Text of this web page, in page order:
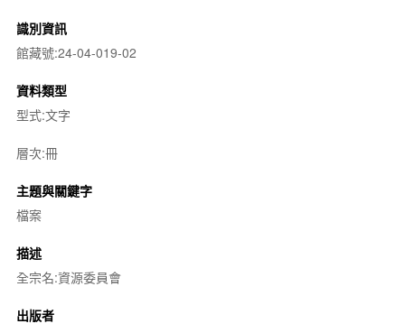
識別資訊
館藏號:24-04-019-02
資料類型
型式:文字
層次:冊
主題與關鍵字
檔案
描述
全宗名:資源委員會
出版者